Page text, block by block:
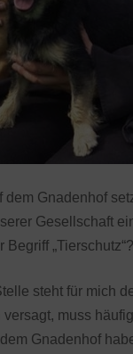
dem Gnadenhof
Gesellschaft
„Tierschutz“?
steht für mich
muss
Gnadenhof